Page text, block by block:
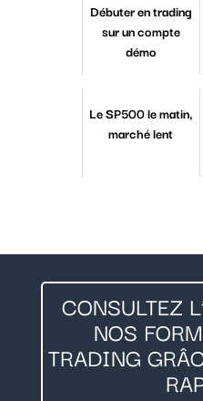
Débuter en trading
sur un compte
démo
Le SP500 le matin,
marché lent
CONSULTEZ
NOS
TRADING